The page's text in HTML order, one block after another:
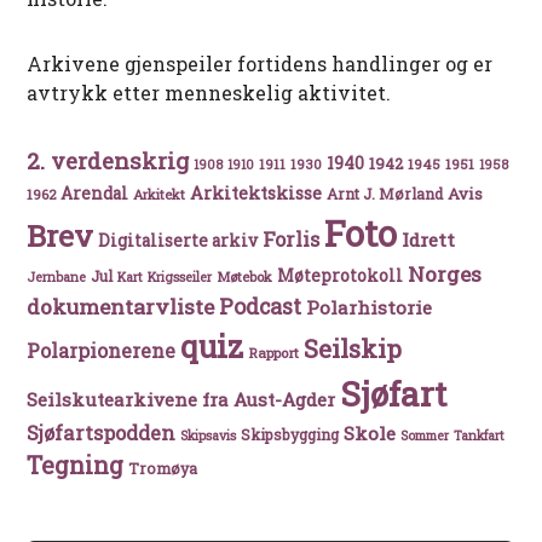
Arkivene gjenspeiler fortidens handlinger og er
avtrykk etter menneskelig aktivitet.
2. verdenskrig 1908 1910 1911 1930 1940 1942 1945 1951 1958
1962 Arendal Arkitekt Arkitektskisse Arnt J. Mørland Avis
Brev Digitaliserte arkiv Forlis Foto Idrett
Jernbane Jul Kart Krigsseiler Møtebok Møteprotokoll Norges
dokumentarvlistePodcast Polarhistorie
Polarpionerene quiz Rapport Seilskip
Seilskutearkivene fra Aust-Agder Sjøfart
Sjøfartspodden Skipsavis Skipsbygging Skole Sommer Tankfart
Tegning Tromøya